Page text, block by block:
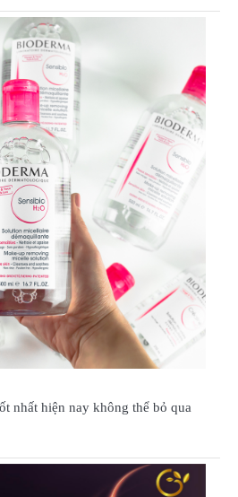
nhất hiện nay không thể bỏ qua